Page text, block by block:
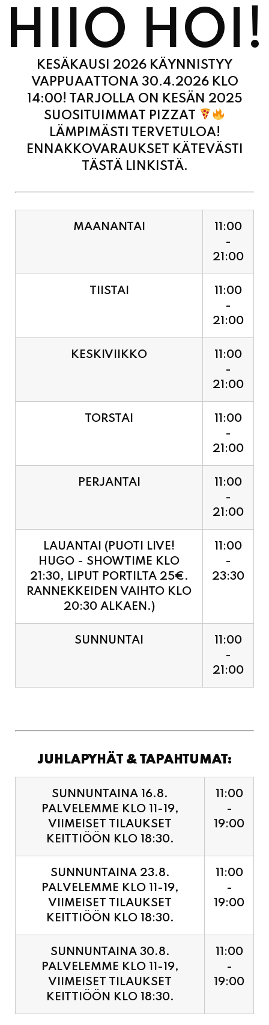
KESÄKAUSI 2026 KÄYNNISTYY
VAPPUAATTONA 30.4.2026 KLO
14:00! TARJOLLA ON KESÄN 2025
SUOSITUIMMAT PIZZAT
LÄMPIMÄSTI TERVETULOA!
ENNAKKOVARAUKSET KÄTEVÄSTI
TÄSTÄ LINKISTÄ.
-
21:00
11:00
-
21:00
11:00
-
21:00
11:00
-
21:00
11:00
-
21:00
21:30, LIPUT PORTILTA 25€.
RANNEKKEIDEN VAIHTO KLO
20:30 ALKAEN.)
11:00
-
23:30
SUNNUNTAI
21:00
PALVELEMME KLO 11-19,
VIIMEISET TILAUKSET
KEITTIÖÖN KLO 18:30.
-
19:00
SUNNUNTAINA 23.8.
PALVELEMME KLO 11-19,
VIIMEISET TILAUKSET
KEITTIÖÖN KLO 18:30.
11:00
19:00
SUNNUNTAINA 30.8.
PALVELEMME KLO 11-19,
VIIMEISET TILAUKSET
KEITTIÖÖN KLO 18:30.
11:00
19:00